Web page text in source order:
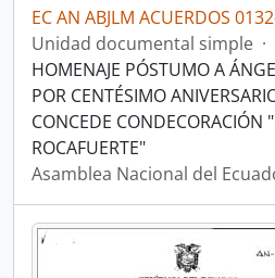
EC AN ABJLM ACUERDOS
Unidad documental simple ·
HOMENAJE PÓSTUMO A
POR CENTÉSIMO
CONCEDE CONDECORACIÓN
ROCAFUERTE"
Asamblea Nacional del